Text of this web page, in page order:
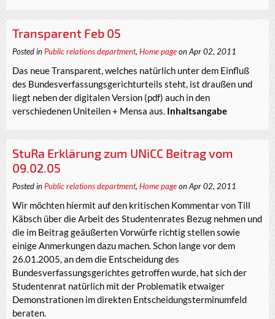
Transparent Feb 05
Posted in Public relations department, Home pageon Apr 02, 2011
Das neue Transparent, welches natürlich unter dem Einfluß
des Bundesverfassungsgerichturteils steht, ist draußen und
liegt neben der digitalen Version (pdf) auch in den
verschiedenen Uniteilen + Mensa aus. Inhaltsangabe
StuRa Erklärung zum UNiCC Beitrag vom
09.02.05
Posted inPublic relations department, Home pageon Apr 02, 2011
Wir möchten hiermit auf den kritischen Kommentar von Till
Käbsch über die Arbeit des Studentenrates Bezug nehmen und
die im Beitrag geäußerten Vorwürfe richtig stellen sowie
einige Anmerkungen dazu machen. Schon lange vor dem
26.01.2005, an dem die Entscheidung des
Bundesverfassungsgerichtes getroffen wurde, hat sich der
Studentenrat natürlich mit der Problematik etwaiger
Demonstrationen im direkten Entscheidungsterminumfeld
beraten.